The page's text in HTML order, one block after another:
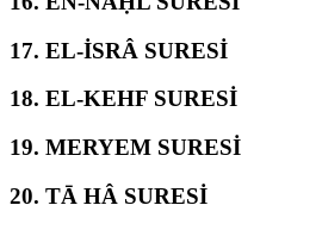
17. EL-İSRÂ SURESİ
18. EL-KEHF SURESİ
19. MERYEM SURESİ
20. TĀ HÂ SURESİ